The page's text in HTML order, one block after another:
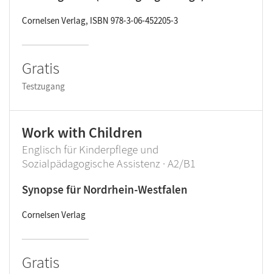
Cornelsen Verlag, ISBN 978-3-06-452205-3
Gratis
Testzugang
Work with Children
Englisch für Kinderpflege und
Sozialpädagogische Assistenz · A2/B1
Synopse für Nordrhein-Westfalen
Cornelsen Verlag
Gratis